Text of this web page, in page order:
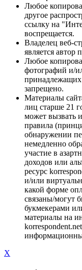
Любое
другое
ссылку на
воспрещается.
Владелец веб-
является автор
Любое
фотографий и/
принадлежащих
запрещено.
Материалы
лиц старше 21
может вызвать
правила
обнаружении
немедленно
участие в
доходов или
ресурс
и/или
какой форме
связаны/могут
букмекерами
материалы на
X